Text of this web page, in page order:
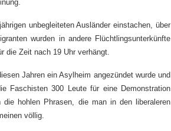
unbegleiteten Ausländer einstachen, über
wurden in andere Flüchtlingsunterkünfte
die Zeit nach 19 Uhr verhängt.
Jahren ein Asylheim angezündet wurde und
Faschisten 300 Leute für eine Demonstration
hohlen Phrasen, die man in den liberaleren
völlig.